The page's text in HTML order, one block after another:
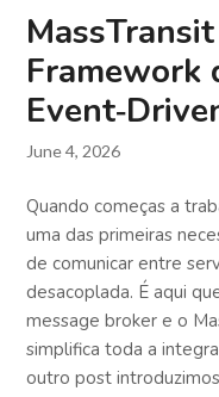
Framework
June 4, 2026
Quando começas a
uma das primeiras
de comunicar entre
desacoplada. É aqui
message broker e o
simplifica toda a
outro post